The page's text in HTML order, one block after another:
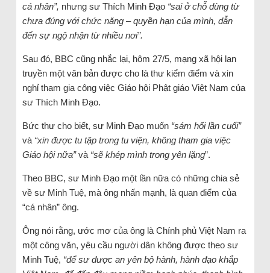
cá nhân”, nhưng sư Thích Minh Đạo “sai ở chỗ dùng từ
chưa đúng với chức năng – quyền hạn của mình, dẫn
đến sự ngộ nhận từ nhiều nơi”.
Sau đó, BBC cũng nhắc lại, hôm 27/5, mạng xã hội lan
truyền một văn bản được cho là thư kiểm điểm và xin
nghỉ tham gia công việc Giáo hội Phật giáo Việt Nam của
sư Thích Minh Đạo.
Bức thư cho biết, sư Minh Đạo muốn “sám hối lần cuối”
và “xin được tu tập trong tu viện, không tham gia việc
Giáo hội nữa”và “sẽ khép mình trong yên lặng”.
Theo BBC, sư Minh Đạo một lần nữa có những chia sẻ
về sư Minh Tuệ, mà ông nhấn mạnh, là quan điểm của
“cá nhân” ông.
Ông nói rằng, ước mơ của ông là Chính phủ Việt Nam ra
một công văn, yêu cầu người dân không được theo sư
Minh Tuệ, “để sư được an yên bộ hành, hành đạo khắp